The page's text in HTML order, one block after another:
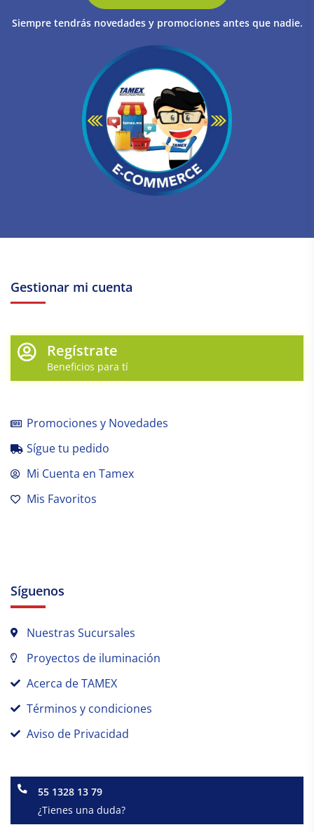
Siempre tendrás novedades y promociones antes que nadie.
Gestionar mi cuenta
Regístrate
Beneficios para tí
Promociones y Novedades
Sígue tu pedido
Mi Cuenta en Tamex
Mis Favoritos
Síguenos
Nuestras Sucursales
Proyectos de iluminación
Acerca de TAMEX
Términos y condiciones
Aviso de Privacidad
55 1328 13 79
¿Tienes una duda?